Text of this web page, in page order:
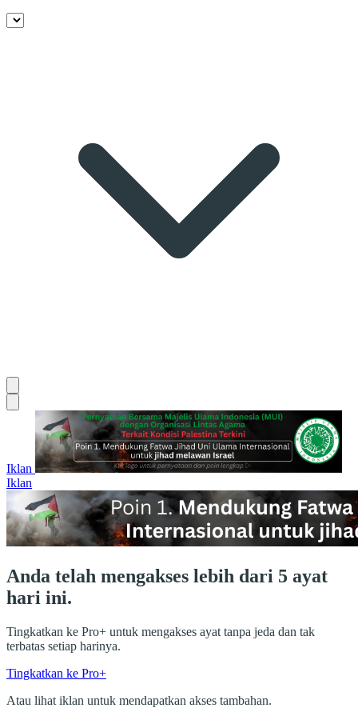
Iklan
Iklan
Anda telah mengakses lebih dari 5 ayat
hari ini.
Tingkatkan ke Pro+ untuk mengakses ayat tanpa jeda dan tak
terbatas setiap harinya.
Tingkatkan ke Pro+
Atau lihat iklan untuk mendapatkan akses tambahan.